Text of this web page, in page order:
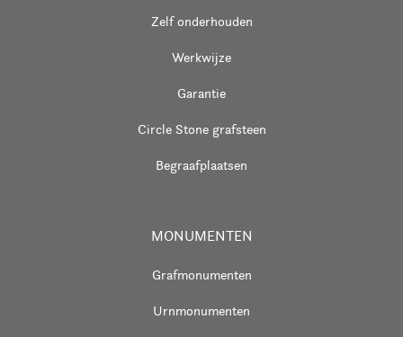
Zelf onderhouden
Werkwijze
Garantie
Circle Stone grafsteen
Begraafplaatsen
MONUMENTEN
Grafmonumenten
Urnmonumenten